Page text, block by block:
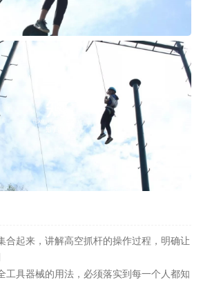
合起来，讲解高空抓杆的操作过程，明确让
工具器械的用法，必须落实到每一个人都知